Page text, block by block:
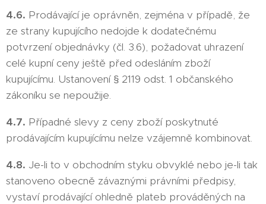
4.6. Prodávající je oprávněn, zejména v případě, že
ze strany kupujícího nedojde k dodatečnému
potvrzení objednávky (čl. 3.6), požadovat uhrazení
celé kupní ceny ještě před odesláním zboží
kupujícímu. Ustanovení § 2119 odst. 1 občanského
zákoníku se nepoužije.
4.7. Případné slevy z ceny zboží poskytnuté
prodávajícím kupujícímu nelze vzájemně kombinovat.
4.8. Je-li to v obchodním styku obvyklé nebo je-li tak
stanoveno obecně závaznými právními předpisy,
vystaví prodávající ohledně plateb prováděných na